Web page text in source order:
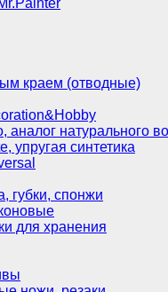
краем (отводные)
аналог натурального
упругая синтетика
губки, спонжи
для хранения